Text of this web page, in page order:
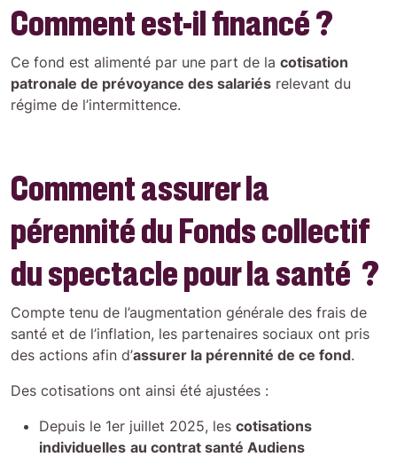
Comment est-il financé ?
Ce fond est alimenté par une part de la cotisation
patronale de prévoyance des salariés relevant du
régime de l’intermittence.
Comment assurer la
pérennité du Fonds collectif
du spectacle pour la santé ?
Compte tenu de l’augmentation générale des frais de
santé et de l’inflation, les partenaires sociaux ont pris
des actions afin d’assurer la pérennité de ce fond.
Des cotisations ont ainsi été ajustées :
Depuis le 1er juillet 2025, les cotisations
individuelles au contrat santé Audiens